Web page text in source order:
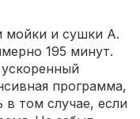
мойки и сушки A.
195 минут.
программа,
в том случае, если